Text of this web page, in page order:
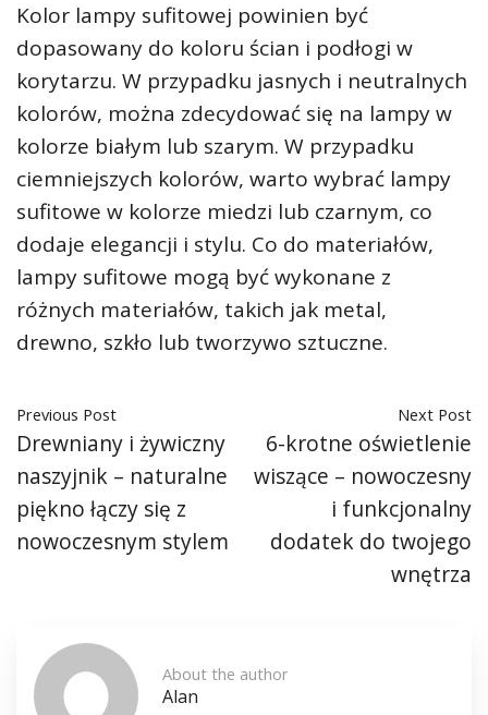
Kolor lampy sufitowej powinien być
dopasowany do koloru ścian i podłogi w
korytarzu. W przypadku jasnych i neutralnych
kolorów, można zdecydować się na lampy w
kolorze białym lub szarym. W przypadku
ciemniejszych kolorów, warto wybrać lampy
sufitowe w kolorze miedzi lub czarnym, co
dodaje elegancji i stylu. Co do materiałów,
lampy sufitowe mogą być wykonane z
różnych materiałów, takich jak metal,
drewno, szkło lub tworzywo sztuczne.
Previous Post
Drewniany i żywiczny
naszyjnik – naturalne
piękno łączy się z
nowoczesnym stylem
Next Post
6-krotne oświetlenie
wiszące – nowoczesny
i funkcjonalny
dodatek do twojego
wnętrza
About the author
Alan